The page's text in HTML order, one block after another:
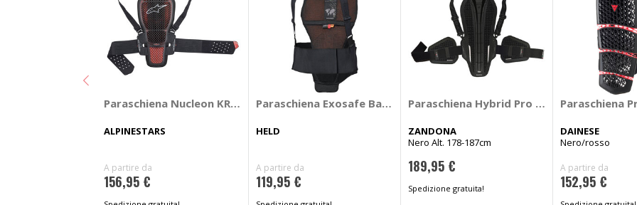
Paraschiena Nucleon KR-1 Cell
ALPINESTARS
A partire da
156,95 €
Paraschiena Exosafe Back 2
HELD
A partire da
119,95 €
Paraschiena Hybrid Pro RS x8 - ZANDONA
ZANDONA
Nero Alt. 178-187cm
189,95 €
Spedizione gratuita!
Paraschiena
DAINESE
Nero/rosso
A partire da
152,95 €